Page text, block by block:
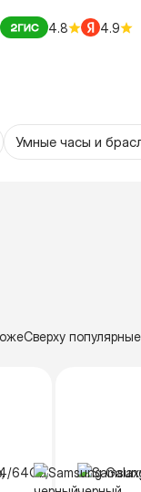
4.8 4.9
Умные часы и
Сверху популярные